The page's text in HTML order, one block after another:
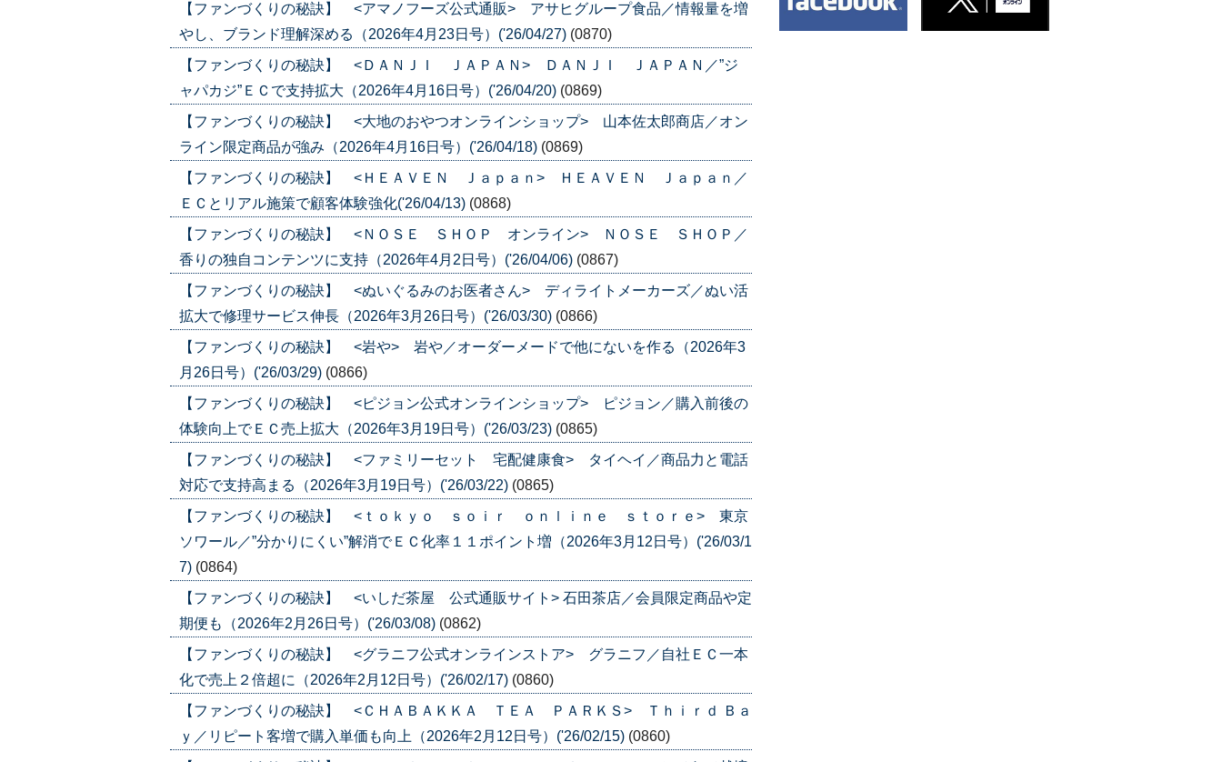
【ファンづくりの秘訣】 <アマノフーズ公式通販> アサヒグループ食品／情報量を増
やし、ブランド理解深める（2026年4月23日号）('26/04/27) (0870)
【ファンづくりの秘訣】 <ＤＡＮＪＩ ＪＡＰＡＮ> ＤＡＮＪＩ ＪＡＰＡＮ／”ジ
ャパカジ”ＥＣで支持拡大（2026年4月16日号）('26/04/20) (0869)
【ファンづくりの秘訣】 <大地のおやつオンラインショップ> 山本佐太郎商店／オン
ライン限定商品が強み（2026年4月16日号）('26/04/18) (0869)
【ファンづくりの秘訣】 <ＨＥＡＶＥＮ Ｊａｐａｎ> ＨＥＡＶＥＮ Ｊａｐａｎ／
ＥＣとリアル施策で顧客体験強化('26/04/13) (0868)
【ファンづくりの秘訣】 <ＮＯＳＥ ＳＨＯＰ オンライン> ＮＯＳＥ ＳＨＯＰ／
香りの独自コンテンツに支持（2026年4月2日号）('26/04/06) (0867)
【ファンづくりの秘訣】 <ぬいぐるみのお医者さん> ディライトメーカーズ／ぬい活
拡大で修理サービス伸長（2026年3月26日号）('26/03/30) (0866)
【ファンづくりの秘訣】 <岩や> 岩や／オーダーメードで他にないを作る（2026年3
月26日号）('26/03/29) (0866)
【ファンづくりの秘訣】 <ピジョン公式オンラインショップ> ピジョン／購入前後の
体験向上でＥＣ売上拡大（2026年3月19日号）('26/03/23) (0865)
【ファンづくりの秘訣】 <ファミリーセット 宅配健康食> タイヘイ／商品力と電話
対応で支持高まる（2026年3月19日号）('26/03/22) (0865)
【ファンづくりの秘訣】 <ｔｏｋｙｏ ｓｏｉｒ ｏｎｌｉｎｅ ｓｔｏｒｅ> 東京
ソワール／”分かりにくい”解消でＥＣ化率１１ポイント増（2026年3月12日号）('26/03/1
7) (0864)
【ファンづくりの秘訣】 <いしだ茶屋 公式通販サイト> 石田茶店／会員限定商品や定
期便も（2026年2月26日号）('26/03/08) (0862)
【ファンづくりの秘訣】 <グラニフ公式オンラインストア> グラニフ／自社ＥＣ一本
化で売上２倍超に（2026年2月12日号）('26/02/17) (0860)
【ファンづくりの秘訣】 <ＣＨＡＢＡＫＫＡ ＴＥＡ ＰＡＲＫＳ> Ｔｈｉｒｄ Ｂａ
ｙ／リピート客増で購入単価も向上（2026年2月12日号）('26/02/15) (0860)